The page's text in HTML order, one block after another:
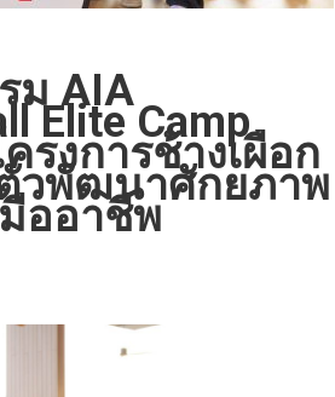
ม AIA
Elite Camp
งการช้างเผือก
วพัฒนาศักยภาพ
ออาชีพ